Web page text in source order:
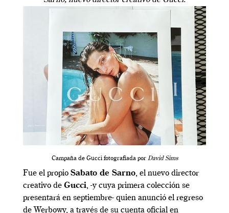
Campaña de Gucci fotografiada por David Sims
Fue el propio Sabato de Sarno, el nuevo director
creativo de Gucci, -y cuya primera colección se
presentará en septiembre- quien anunció el regreso
de Werbowy, a través de su cuenta oficial en